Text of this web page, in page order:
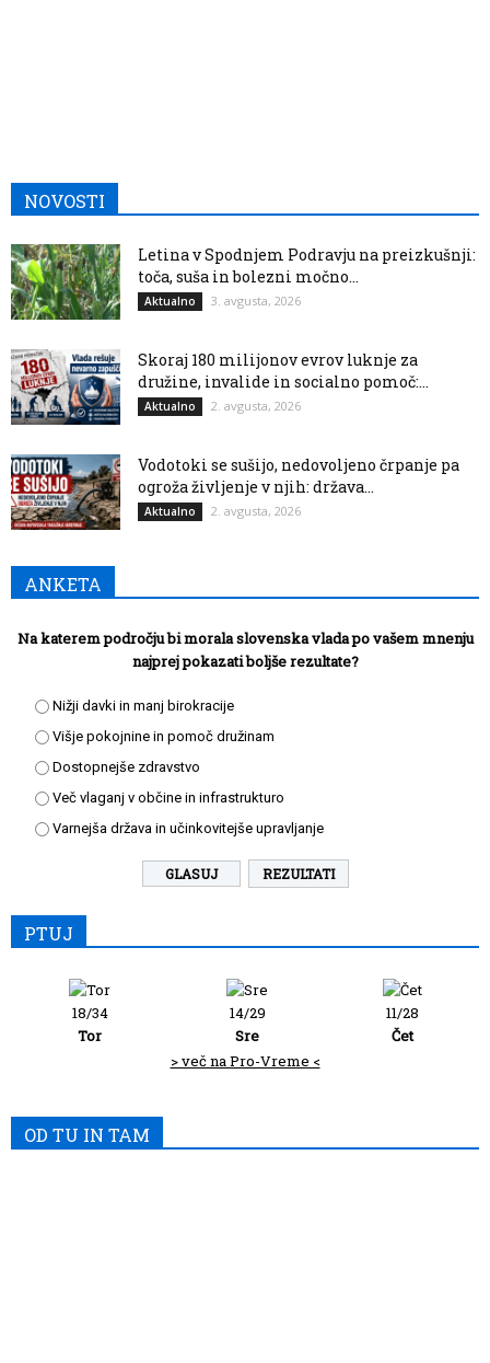
NOVOSTI
Letina v Spodnjem Podravju na preizkušnji:
toča, suša in bolezni močno...
Aktualno 3. avgusta, 2026
Skoraj 180 milijonov evrov luknje za
družine, invalide in socialno pomoč:...
Aktualno 2. avgusta, 2026
Vodotoki se sušijo, nedovoljeno črpanje pa
ogroža življenje v njih: država...
Aktualno 2. avgusta, 2026
ANKETA
Na katerem področju bi morala slovenska vlada po vašem mnenju
najprej pokazati boljše rezultate?
Nižji davki in manj birokracije
Višje pokojnine in pomoč družinam
Dostopnejše zdravstvo
Več vlaganj v občine in infrastrukturo
Varnejša država in učinkovitejše upravljanje
REZULTATI
PTUJ
18/34
Tor
14/29
Sre
11/28
Čet
> več na Pro-Vreme <
OD TU IN TAM